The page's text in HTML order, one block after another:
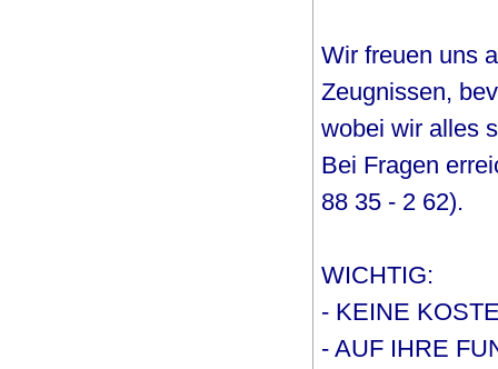
Wir freuen uns
Zeugnissen,
wobei wir alles
Bei Fragen
88 35 - 2 62).
WICHTIG:
- KEINE
- AUF IHRE